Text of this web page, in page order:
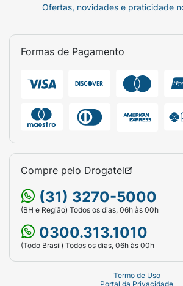
Ofertas, novidades e praticidade
Formas de Pagamento
Compre pelo Drogatel
(31) 3270-5000
(BH e Região) Todos os dias, 06h às 00h
0300.313.1010
(Todo Brasil) Todos os dias, 06h às 00h
Termo de Uso
Portal da Privacidade